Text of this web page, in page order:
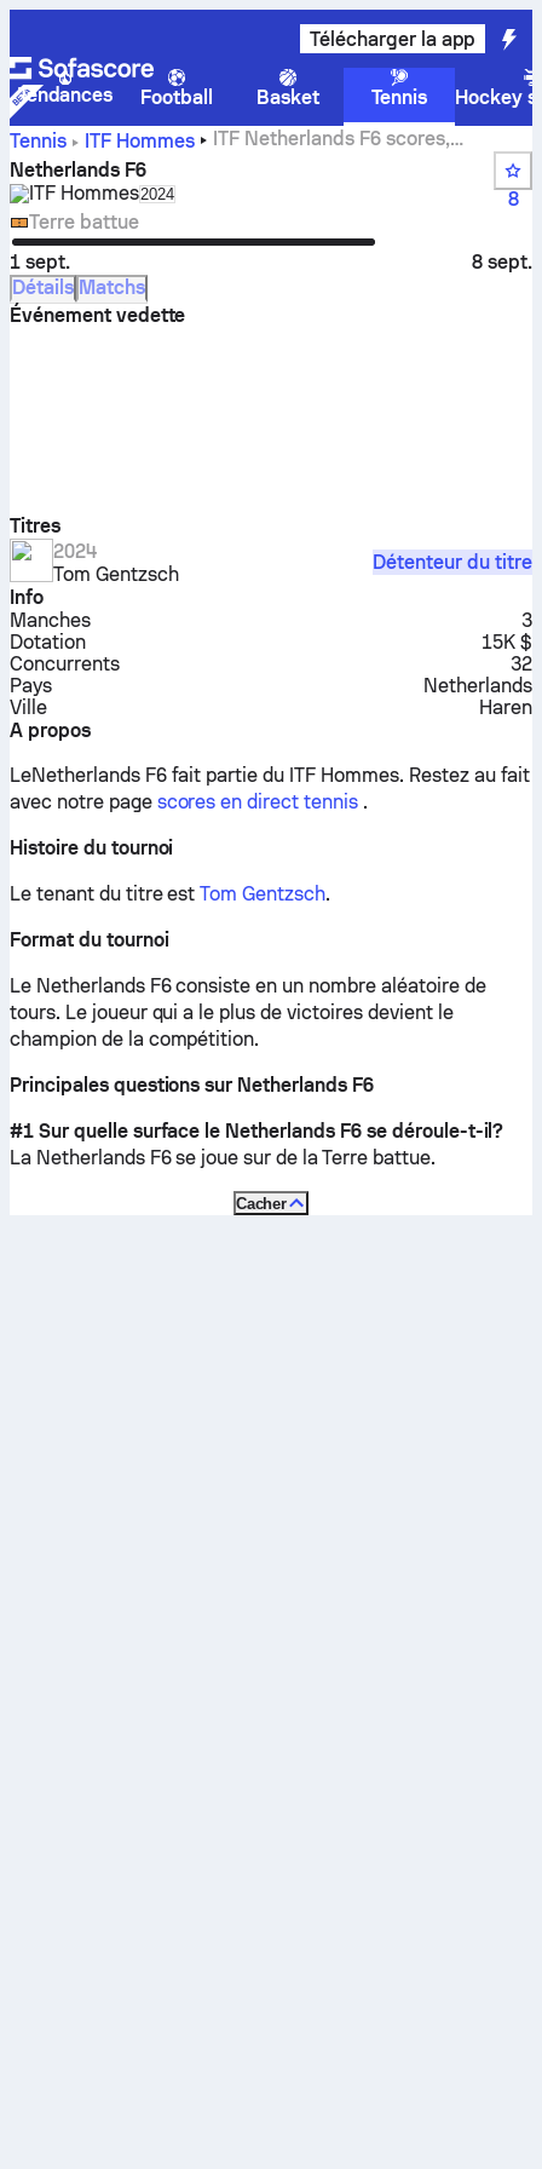
Télécharger la app
Tendances Football Basket Tennis
Hockey
Tennis
ITF Hommes
ITF Netherlands F6 scores,
résultats et matchs en direct
Netherlands F6
ITF HommesSelect season in unique tournament header
2024
8
Terre battue
1 sept.
8 sept.
Détails Matchs
Événement vedette
Titres
2024
Tom Gentzsch
Détenteur du titre
Info
Manches
3
Dotation
15K $
Concurrents
32
Pays
Netherlands
Ville
Haren
A propos
LeNetherlands F6 fait partie du ITF Hommes. Restez au fait
avec notre page scores en direct tennis .
Histoire du tournoi
Le tenant du titre estTom Gentzsch.
Format du tournoi
Le Netherlands F6 consiste en un nombre aléatoire de
tours. Le joueur qui a le plus de victoires devient le
champion de la compétition.
Principales questions sur Netherlands F6
#1 Sur quelle surface le Netherlands F6 se déroule-t-il?
La Netherlands F6 se joue sur de la Terre battue.
Cacher